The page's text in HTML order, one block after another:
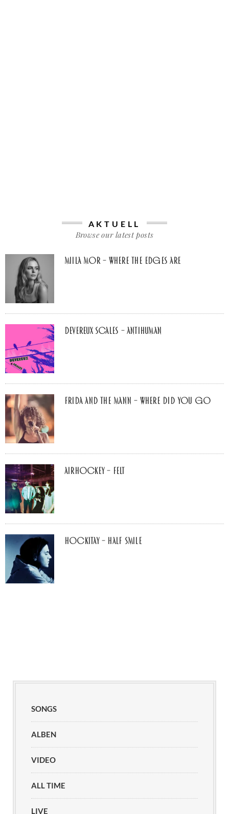
AKTUELL
Browse our latest posts
Miila Mor – Where The Edges Are
Devereux Scales – Antihuman
Frida and The Mann – Where Did You Go
airhockey – felt
Hockitay – half smile
SONGS
ALBEN
VIDEO
ALL TIME
LIVE